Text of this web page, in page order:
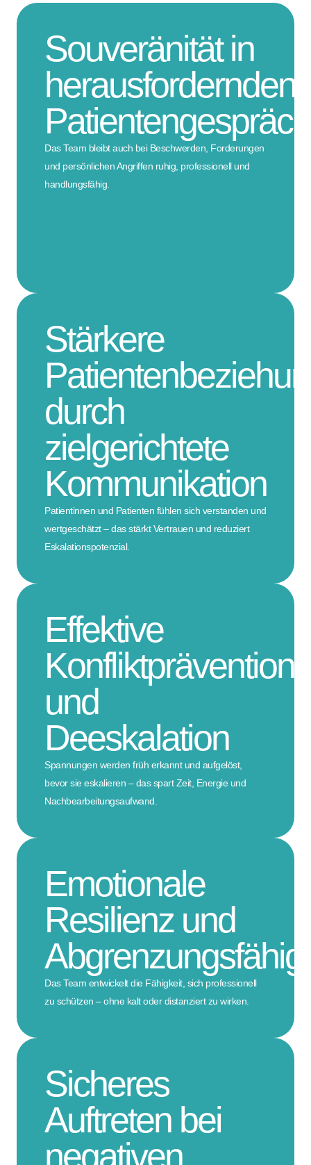
Souveränität in
herausfordernden
Das Team bleibt auch bei Beschwerden, Forderungen
und persönlichen Angriffen ruhig, professionell und
handlungsfähig.
Stärkere
durch
zielgerichtete
Kommunikation
Patientinnen und Patienten fühlen sich verstanden und
wertgeschätzt – das stärkt Vertrauen und reduziert
Eskalationspotenzial.
Effektive
Konfliktprävention
und
Deeskalation
Spannungen werden früh erkannt und aufgelöst,
bevor sie eskalieren – das spart Zeit, Energie und
Nachbearbeitungsaufwand.
Emotionale
Resilienz und
Das Team entwickelt die Fähigkeit, sich professionell
zu schützen – ohne kalt oder distanziert zu wirken.
Sicheres
Auftreten bei
negativen